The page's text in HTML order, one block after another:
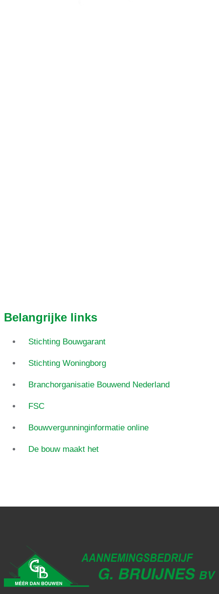
Belangrijke links
Stichting Bouwgarant
Stichting Woningborg
Branchorganisatie Bouwend Nederland
FSC
Bouwvergunninginformatie online
De bouw maakt het